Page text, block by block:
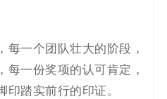
每一个团队壮大的阶段，
每一份奖项的认可肯定，
印踏实前行的印证。